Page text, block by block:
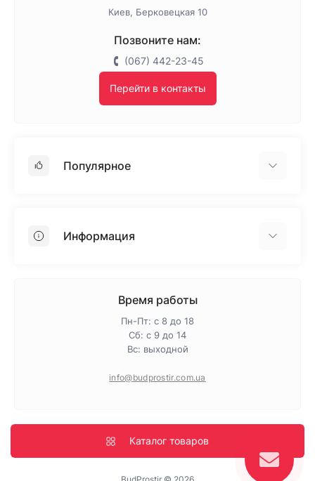
Киев, Берковецкая 10
Позвоните нам:
(067) 442-23-45
Перейти в контакты
Популярное
ПенопластИнформация
Политика конфиденциальности
Время работы
Пн-Пт: с 8 до 18
Сб: с 9 до 14
Вс: выходной
info@budprostir.com.ua
Каталог товаров